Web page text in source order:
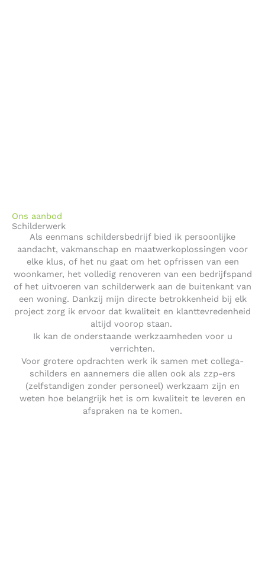
Ons aanbod
Schilderwerk
Als eenmans schildersbedrijf bied ik persoonlijke
aandacht, vakmanschap en maatwerkoplossingen voor
elke klus, of het nu gaat om het opfrissen van een
woonkamer, het volledig renoveren van een bedrijfspand
of het uitvoeren van schilderwerk aan de buitenkant van
een woning. Dankzij mijn directe betrokkenheid bij elk
project zorg ik ervoor dat kwaliteit en klanttevredenheid
altijd voorop staan.
Ik kan de onderstaande werkzaamheden voor u
verrichten.
Voor grotere opdrachten werk ik samen met collega-
schilders en aannemers die allen ook als zzp-ers
(zelfstandigen zonder personeel) werkzaam zijn en
weten hoe belangrijk het is om kwaliteit te leveren en
afspraken na te komen.